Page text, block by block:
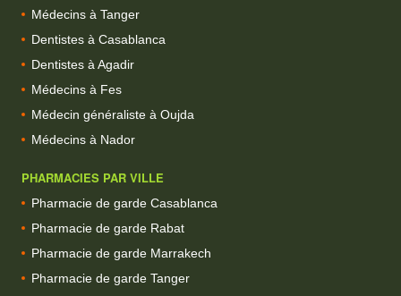
Médecins à Tanger
Dentistes à Casablanca
Dentistes à Agadir
Médecins à Fes
Médecin généraliste à Oujda
Médecins à Nador
PHARMACIES PAR VILLE
Pharmacie de garde Casablanca
Pharmacie de garde Rabat
Pharmacie de garde Marrakech
Pharmacie de garde Tanger